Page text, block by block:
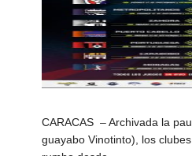
CARACAS – Archivada la
guayabo Vinotinto), los